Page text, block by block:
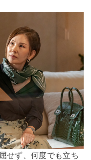
せず、何度でも立ち